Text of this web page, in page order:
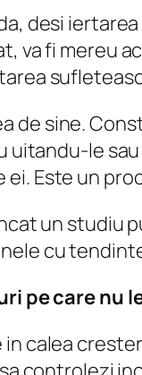
desi
va fi mereu
sine.
uitandu-le
Este un
un studiu
cu
pe care nu
calea